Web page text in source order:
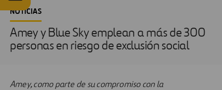
NOTICIAS
Amey y Blue Sky emplean a más de 300
personas en riesgo de exclusión social
Amey, como parte de su compromiso con la